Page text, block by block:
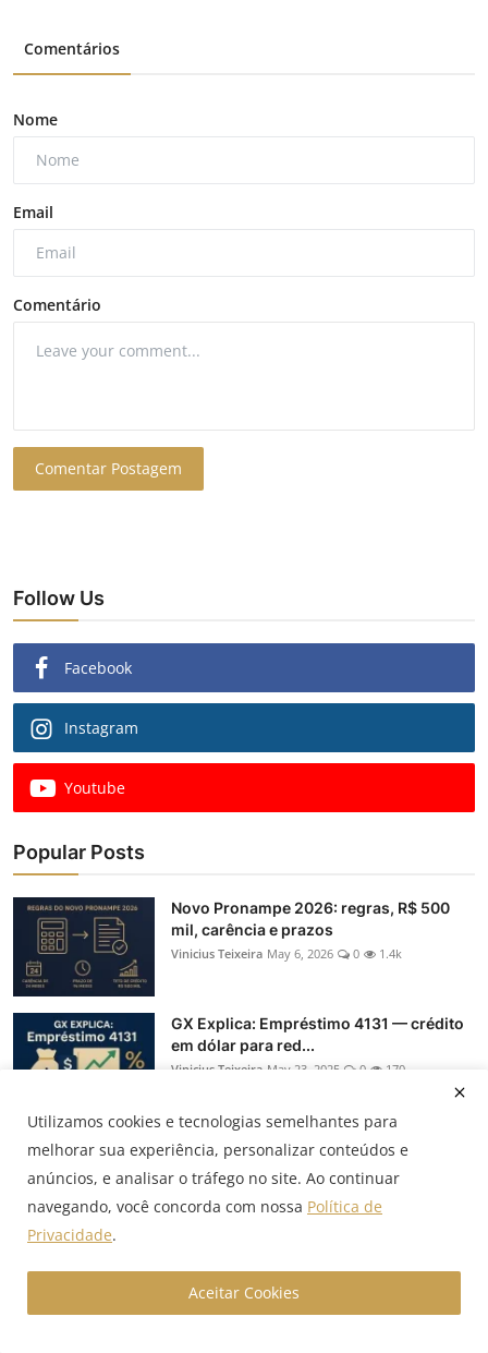
Comentários
Nome
Email
Comentário
Comentar Postagem
Follow Us
Facebook
Instagram
Youtube
Popular Posts
Novo Pronampe 2026: regras, R$ 500
mil, carência e prazos
Vinicius Teixeira May 6, 2026 0 1.4k
GX Explica: Empréstimo 4131 — crédito
em dólar para red...
Vinicius Teixeira May 23, 2025 0 170
que muda na prática
Vinicius Teixeira Oct 22, 2025 0 152
taxas e como econom...
Vinicius Teixeira May 21, 2025
Utilizamos cookies e tecnologias semelhantes para
melhorar sua experiência, personalizar conteúdos e
anúncios, e analisar o tráfego no site. Ao continuar
navegando, você concorda com nossa Política de
Privacidade.
Aceitar Cookies